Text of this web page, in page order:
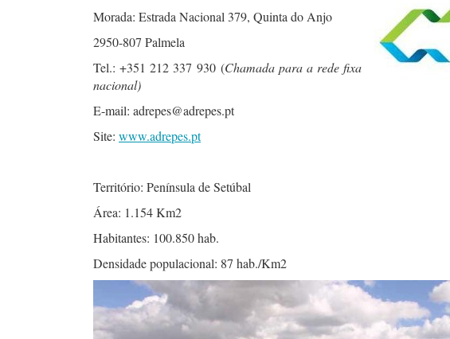
Morada: Estrada Nacional 379, Quinta do Anjo
2950-807 Palmela
Tel.: +351 212 337 930 (Chamada para a rede fixa
nacional)
E-mail: adrepes@adrepes.pt
Site: www.adrepes.pt
Território: Península de Setúbal
Área: 1.154 Km2
Habitantes: 100.850 hab.
Densidade populacional: 87 hab./Km2